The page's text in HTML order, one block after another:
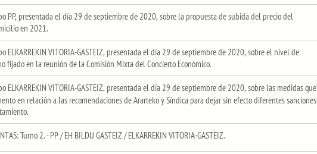
PP, presentada el día 29 de septiembre de 2020, sobre la propuesta de subida del precio del
en 2021.
ELKARREKIN VITORIA-GASTEIZ, presentada el día 29 de septiembre de 2020, sobre el nivel de
fijado en la reunión de la Comisión Mixta del Concierto Económico.
ELKARREKIN VITORIA-GASTEIZ, presentada el día 29 de septiembre de 2020, sobre las medidas que
en relación a las recomendaciones de Ararteko y Síndica para dejar sin efecto diferentes sanciones
Turno 2. - PP / EH BILDU GASTEIZ / ELKARREKIN VITORIA-GASTEIZ.